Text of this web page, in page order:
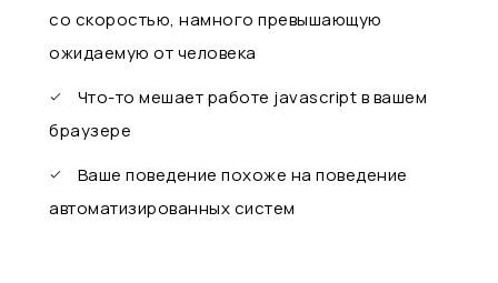
со скоростью, намного превышающую
ожидаемую от человека
Что-то мешает работе javascript в вашем
браузере
Ваше поведение похоже на поведение
автоматизированных систем